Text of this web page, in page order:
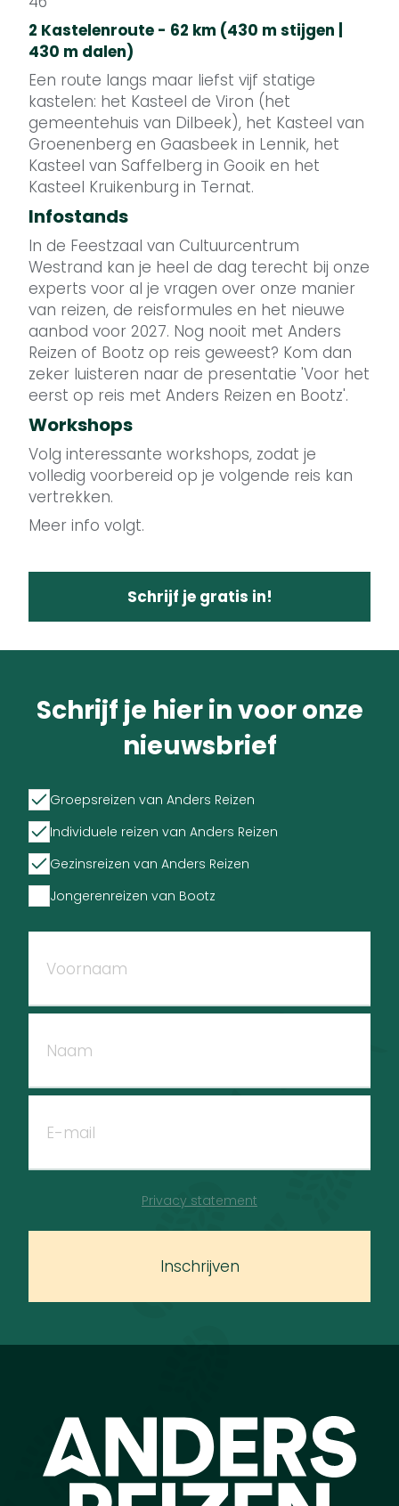
2 Kastelenroute - 62 km (430 m stijgen |
430 m dalen)
Een route langs maar liefst vijf statige
kastelen: het Kasteel de Viron (het
gemeentehuis van Dilbeek), het Kasteel van
Groenenberg en Gaasbeek in Lennik, het
Kasteel van Saffelberg in Gooik en het
Kasteel Kruikenburg in Ternat.
Infostands
In de Feestzaal van Cultuurcentrum
Westrand kan je heel de dag terecht bij onze
experts voor al je vragen over onze manier
van reizen, de reisformules en het nieuwe
aanbod voor 2027. Nog nooit met Anders
Reizen of Bootz op reis geweest? Kom dan
zeker luisteren naar de presentatie 'Voor het
eerst op reis met Anders Reizen en Bootz'.
Workshops
Volg interessante workshops, zodat je
volledig voorbereid op je volgende reis kan
vertrekken.
Meer info volgt.
Schrijf je gratis in!
Schrijf je hier in voor onze
nieuwsbrief
Groepsreizen van Anders Reizen
Individuele reizen van Anders Reizen
Gezinsreizen van Anders Reizen
Jongerenreizen van Bootz
Inschrijven
Privacy statement